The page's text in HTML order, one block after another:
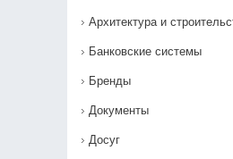
Архитектура и
Банковские системы
Бренды
Документы
Досуг